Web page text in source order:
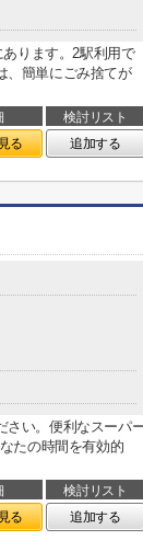
ります。2駅利用で
、簡単にごみ捨てが
検討リスト
る 追加する
さい。便利なスーパ
たの時間を有効的
検討リスト
る 追加する